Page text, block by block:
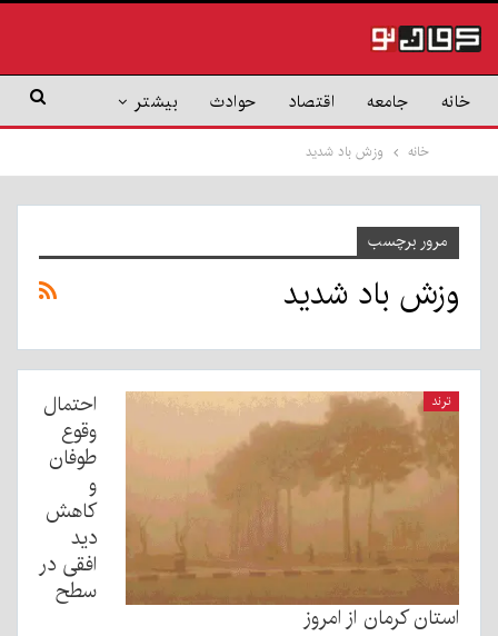
خانه جامعه اقتصاد حوادث بیشتر
خانه وزش باد شدید
مرور برچسب
وزش باد شدید
ترند
احتمال
وقوع
طوفان
و
کاهش
دید
افقی در
سطح
استان کرمان از امروز